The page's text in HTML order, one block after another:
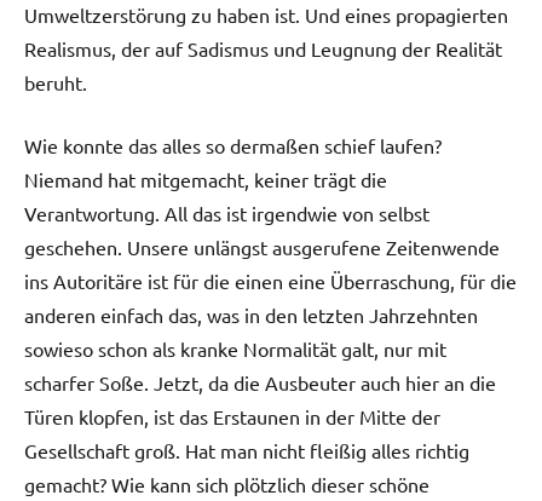
Umweltzerstörung zu haben ist. Und eines propagierten
Realismus, der auf Sadismus und Leugnung der Realität
beruht.
Wie konnte das alles so dermaßen schief laufen?
Niemand hat mitgemacht, keiner trägt die
Verantwortung. All das ist irgendwie von selbst
geschehen. Unsere unlängst ausgerufene Zeitenwende
ins Autoritäre ist für die einen eine Überraschung, für die
anderen einfach das, was in den letzten Jahrzehnten
sowieso schon als kranke Normalität galt, nur mit
scharfer Soße. Jetzt, da die Ausbeuter auch hier an die
Türen klopfen, ist das Erstaunen in der Mitte der
Gesellschaft groß. Hat man nicht fleißig alles richtig
gemacht? Wie kann sich plötzlich dieser schöne